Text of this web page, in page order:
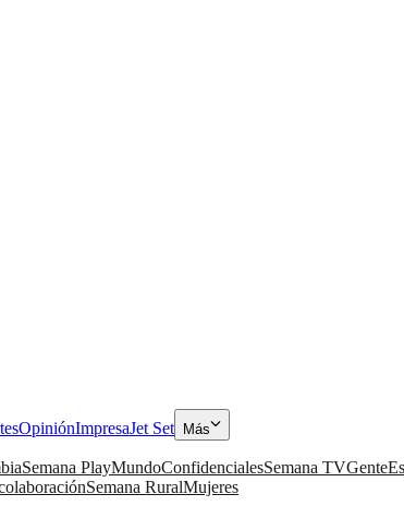
OpiniónImpresaJet Set Más
Semana PlayMundoConfidencialesSemana TVGente
Semana RuralMujeres